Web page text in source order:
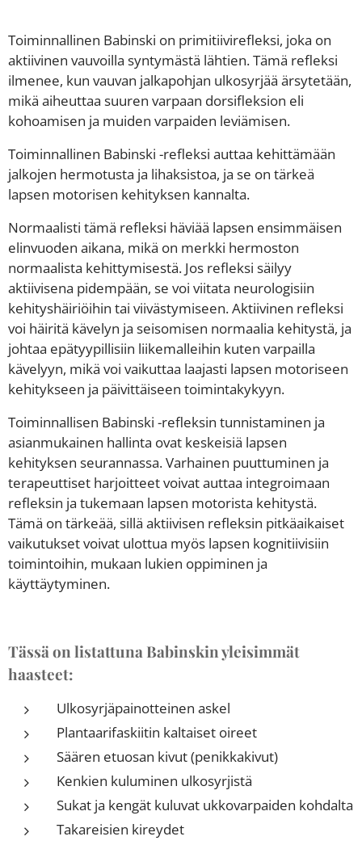
Toiminnallinen Babinski on primitiivirefleksi, joka on
aktiivinen vauvoilla syntymästä lähtien. Tämä refleksi
ilmenee, kun vauvan jalkapohjan ulkosyrjää ärsytetään,
mikä aiheuttaa suuren varpaan dorsifleksion eli
kohoamisen ja muiden varpaiden leviämisen.
Toiminnallinen Babinski -refleksi auttaa kehittämään
jalkojen hermotusta ja lihaksistoa, ja se on tärkeä
lapsen motorisen kehityksen kannalta.
Normaalisti tämä refleksi häviää lapsen ensimmäisen
elinvuoden aikana, mikä on merkki hermoston
normaalista kehittymisestä. Jos refleksi säilyy
aktiivisena pidempään, se voi viitata neurologisiin
kehityshäiriöihin tai viivästymiseen. Aktiivinen refleksi
voi häiritä kävelyn ja seisomisen normaalia kehitystä, ja
johtaa epätyypillisiin liikemalleihin kuten varpailla
kävelyyn, mikä voi vaikuttaa laajasti lapsen motoriseen
kehitykseen ja päivittäiseen toimintakykyyn.
Toiminnallisen Babinski -refleksin tunnistaminen ja
asianmukainen hallinta ovat keskeisiä lapsen
kehityksen seurannassa. Varhainen puuttuminen ja
terapeuttiset harjoitteet voivat auttaa integroimaan
refleksin ja tukemaan lapsen motorista kehitystä.
Tämä on tärkeää, sillä aktiivisen refleksin pitkäaikaiset
vaikutukset voivat ulottua myös lapsen kognitiivisiin
toimintoihin, mukaan lukien oppiminen ja
käyttäytyminen.
Tässä on listattuna Babinskin yleisimmät
haasteet:
Ulkosyrjäpainotteinen askel
Plantaarifaskiitin kaltaiset oireet
Säären etuosan kivut (penikkakivut)
Kenkien kuluminen ulkosyrjistä
Sukat ja kengät kuluvat ukkovarpaiden kohdalta
Takareisien kireydet